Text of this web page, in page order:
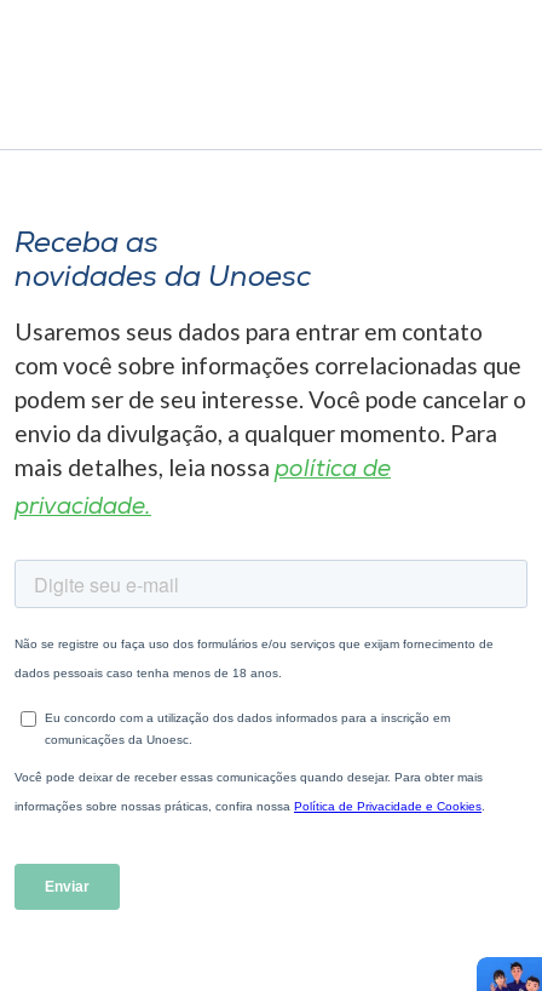
o idioma
A-
Receba as
novidades da Unoesc
Usaremos seus dados para entrar em contato
com você sobre informações correlacionadas que
podem ser de seu interesse. Você pode cancelar o
envio da divulgação, a qualquer momento. Para
mais detalhes, leia nossa política de
privacidade.